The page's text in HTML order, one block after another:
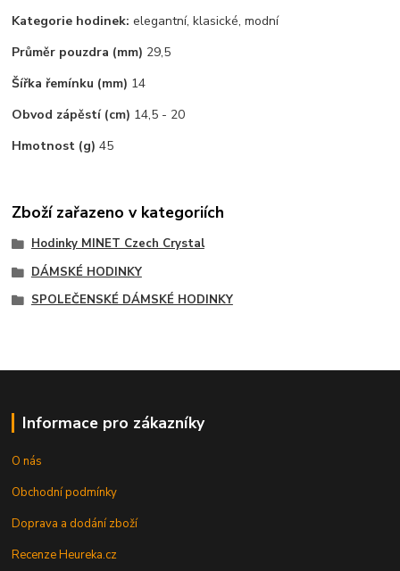
Kategorie hodinek: elegantní, klasické, modní
Průměr pouzdra (mm) 29,5
Šířka řemínku (mm) 14
Obvod zápěstí (cm) 14,5 - 20
Hmotnost (g) 45
Zboží zařazeno v kategoriích
Hodinky MINET Czech Crystal
DÁMSKÉ HODINKY
SPOLEČENSKÉ DÁMSKÉ HODINKY
Informace pro zákazníky
O nás
Obchodní podmínky
Doprava a dodání zboží
Recenze Heureka.cz